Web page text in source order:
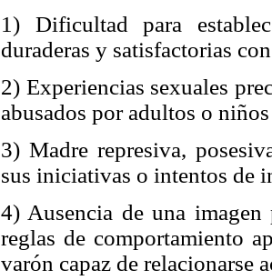
1) Dificultad para
duraderas y satisfactorias
2) Experiencias sexuales
abusados por adultos o
3) Madre represiva,
sus iniciativas o intentos de
4) Ausencia de una imagen
reglas de comportamiento
varón capaz de relacionarse